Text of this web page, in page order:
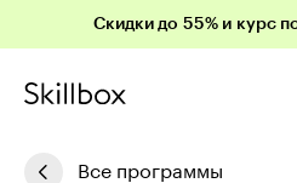
Скидки до 55% и курс
Все программы